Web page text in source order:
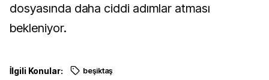
dosyasında daha ciddi adımlar atması
bekleniyor.
İlgili Konular: beşiktaş